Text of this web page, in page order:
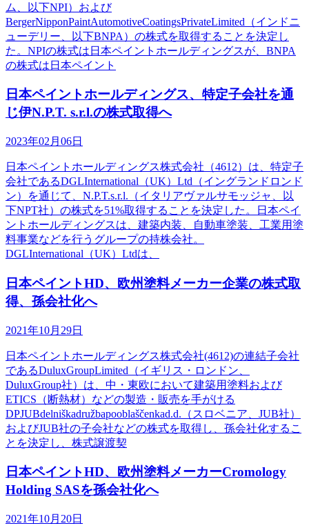
ム、以下NPI）および
BergerNipponPaintAutomotiveCoatingsPrivateLimited（インドニ
ューデリー、以下BNPA）の株式を取得することを決定し
た。NPIの株式は日本ペイントホールディングスが、BNPA
の株式は日本ペイント
日本ペイントホールディングス、特定子会社を通
じ伊N.P.T. s.r.l.の株式取得へ
2023年02月06日
日本ペイントホールディングス株式会社（4612）は、特定子
会社であるDGLInternational（UK）Ltd（イングランドロンド
ン）を通じて、N.P.T.s.r.l.（イタリアヴァルサモッジャ、以
下NPT社）の株式を51%取得することを決定した。日本ペイ
ントホールディングスは、建築内装、自動車塗装、工業用塗
料事業などを行うグループの持株会社。
DGLInternational（UK）Ltdは、
日本ペイントHD、欧州塗料メーカー企業の株式取
得、孫会社化へ
2021年10月29日
日本ペイントホールディングス株式会社(4612)の連結子会社
であるDuluxGroupLimited（イギリス・ロンドン、
DuluxGroup社）は、中・東欧において建築用塗料および
ETICS（断熱材）などの製造・販売を手がける
DPJUBdelniškadružbapooblaščenkad.d.（スロベニア、JUB社）
およびJUB社の子会社などの株式を取得し、孫会社化するこ
とを決定し、株式譲渡契
日本ペイントHD、欧州塗料メーカーCromology
Holding SASを孫会社化へ
2021年10月20日